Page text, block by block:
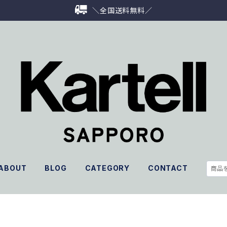
＼全国送料無料／
BLOG CATEGORY CONTACT